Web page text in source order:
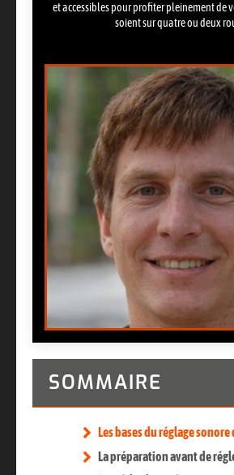
et accessibles pour profiter pleinement de
soient sur quatre ou deux
SOMMAIRE
Les bases du réglage
La préparation avant de